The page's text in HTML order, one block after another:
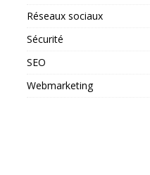
Réseaux sociaux
Sécurité
SEO
Webmarketing